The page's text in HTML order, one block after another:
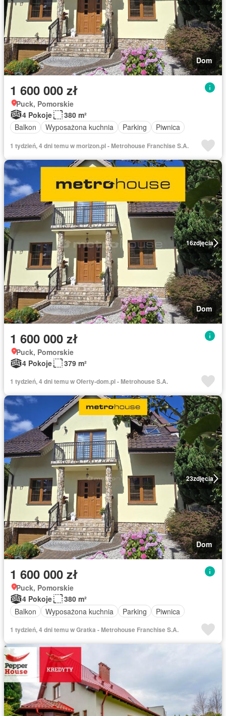
Dom
1 600 000 zł
Puck, Pomorskie
4 Pokoje
380 m²
Balkon
Wyposażona kuchnia Parking Piwnica
1 tydzień, 4 dni temu w morizon.pl - Metrohouse Franchise S.A.
16zdjęcia
Dom
1 600 000 zł
Puck, Pomorskie
4 Pokoje
379 m²
1 tydzień, 4 dni temu w Oferty-dom.pl - Metrohouse S.A.
23zdjęcia
Dom
1 600 000 zł
Puck, Pomorskie
4 Pokoje
380 m²
Balkon
Wyposażona kuchnia Parking Piwnica
1 tydzień, 4 dni temu w Gratka - Metrohouse Franchise S.A.